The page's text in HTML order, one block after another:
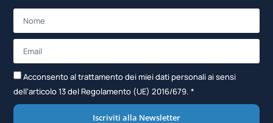
Acconsento al trattamento dei miei dati personali ai sensi
dell'articolo 13 del Regolamento (UE) 2016/679. *
Iscriviti alla Newsletter